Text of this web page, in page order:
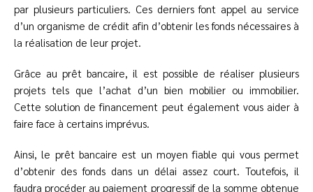
par plusieurs particuliers. Ces derniers font appel au service
d’un organisme de crédit afin d’obtenir les fonds nécessaires à
la réalisation de leur projet.
Grâce au prêt bancaire, il est possible de réaliser plusieurs
projets tels que l’achat d’un bien mobilier ou immobilier.
Cette solution de financement peut également vous aider à
faire face à certains imprévus.
Ainsi, le prêt bancaire est un moyen fiable qui vous permet
d’obtenir des fonds dans un délai assez court. Toutefois, il
faudra procéder au paiement progressif de la somme obtenue